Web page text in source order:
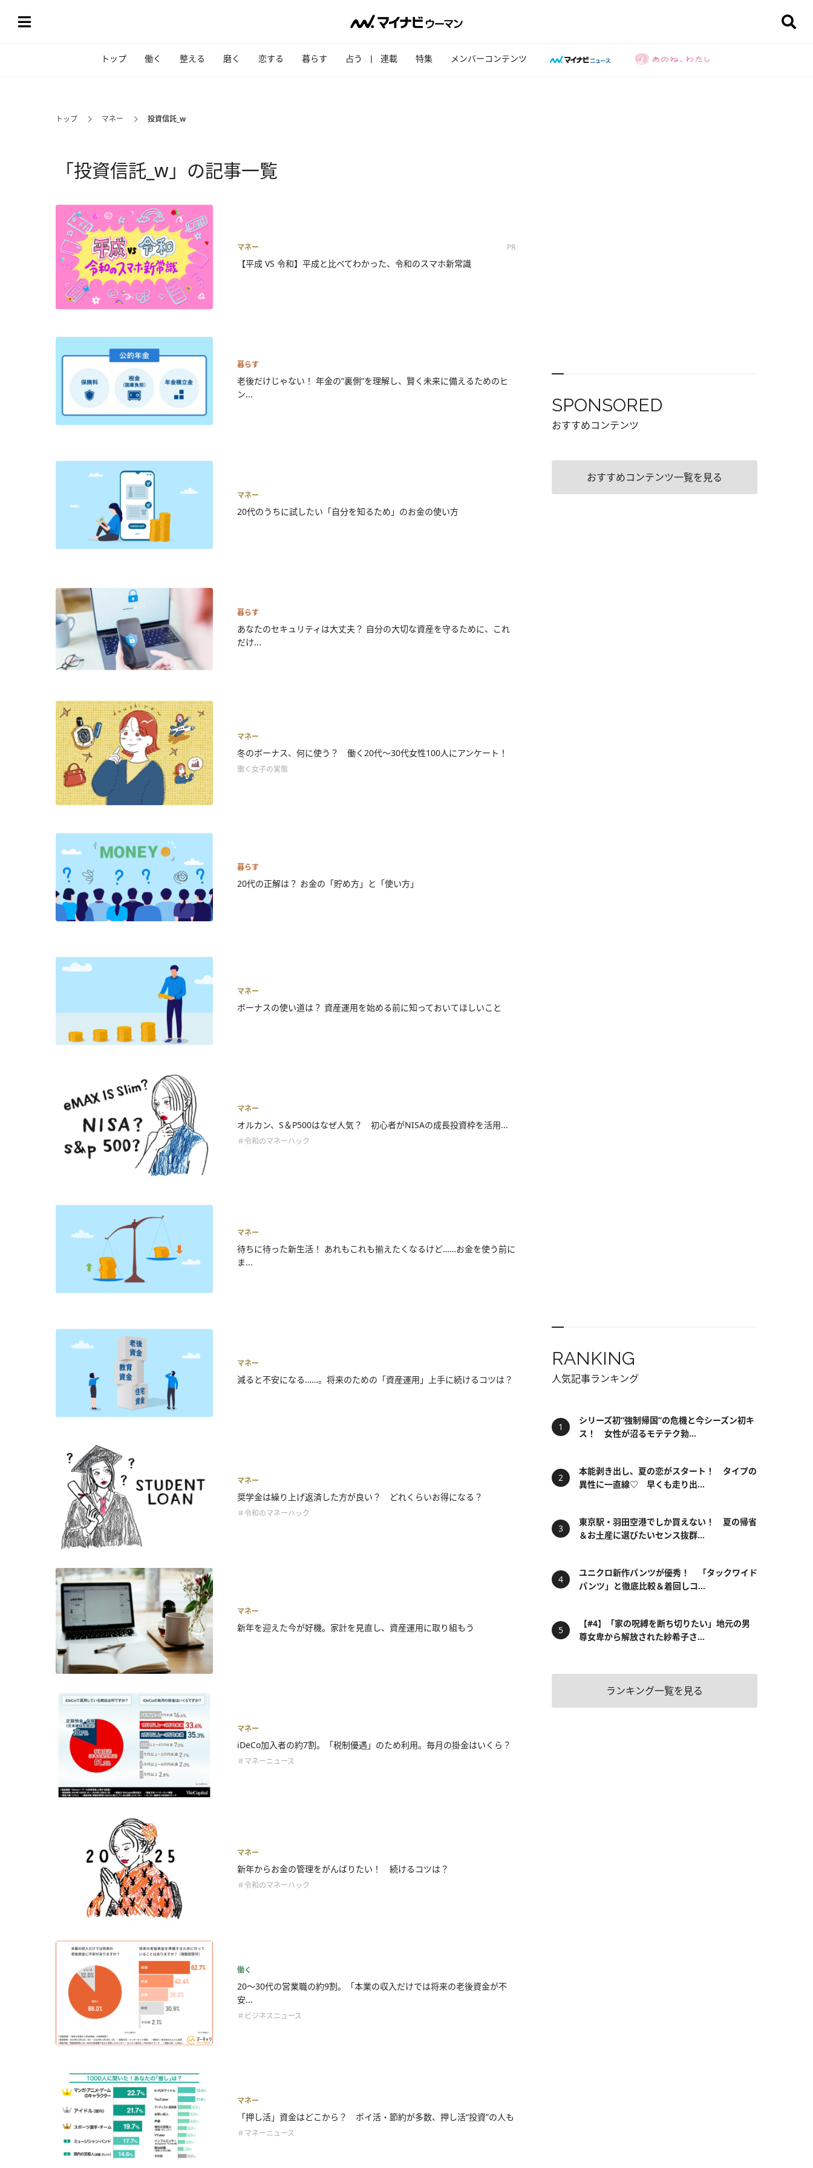
トップ 働く 整える 磨く 恋する 暮らす 占う 連載 特集 メンバーコンテンツ
トップ マネー 投資信託_w
「投資信託_w」の記事一覧
マネー PR
【平成 VS 令和】平成と比べてわかった、令和のスマホ新常識
暮らす
老後だけじゃない！ 年金の”裏側”を理解し、賢く未来に備えるためのヒ
ン...
マネー
20代のうちに試したい「自分を知るため」のお金の使い方
暮らす
あなたのセキュリティは大丈夫？ 自分の大切な資産を守るために、これ
だけ...
マネー
冬のボーナス、何に使う？ 働く20代～30代女性100人にアンケート！
働く女子の実態
暮らす
20代の正解は？ お金の「貯め方」と「使い方」
マネー
ボーナスの使い道は？ 資産運用を始める前に知っておいてほしいこと
マネー
オルカン、S＆P500はなぜ人気？ 初心者がNISAの成長投資枠を活用...
＃令和のマネーハック
マネー
待ちに待った新生活！ あれもこれも揃えたくなるけど……お金を使う前に
ま...
マネー
減ると不安になる……。将来のための「資産運用」上手に続けるコツは？
マネー
奨学金は繰り上げ返済した方が良い？ どれくらいお得になる？
＃令和のマネーハック
マネー
新年を迎えた今が好機。家計を見直し、資産運用に取り組もう
マネー
iDeCo加入者の約7割。「税制優遇」のため利用。毎月の掛金はいくら？
＃マネーニュース
マネー
新年からお金の管理をがんばりたい！ 続けるコツは？
＃令和のマネーハック
働く
20〜30代の営業職の約9割。「本業の収入だけでは将来の老後資金が不
安...
＃ビジネスニュース
マネー
「押し活」資金はどこから？ ポイ活・節約が多数、押し活“投資”の人も
＃マネーニュース
SPONSORED
おすすめコンテンツ
おすすめコンテンツ一覧を見る
RANKING
人気記事ランキング
シリーズ初“強制帰国”の危機と今シーズン初キ
ス！ 女性が沼るモテテク勃...
本能剥き出し、夏の恋がスタート！ タイプの
異性に一直線♡ 早くも走り出...
東京駅・羽田空港でしか買えない！ 夏の帰省
＆お土産に選びたいセンス抜群...
ユニクロ新作パンツが優秀！ 「タックワイド
パンツ」と徹底比較＆着回しコ...
【#4】「家の呪縛を断ち切りたい」地元の男
尊女卑から解放された紗希子さ...
ランキング一覧を見る